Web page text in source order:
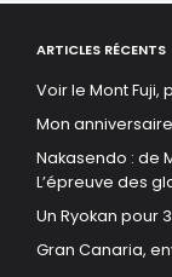
ARTICLES RÉCENTS
Voir le Mont
Mon
Nakasendo : de
L’épreuve des
Un Ryokan pour
Gran Canaria,